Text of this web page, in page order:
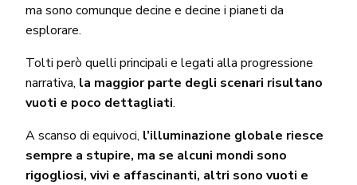
ma sono comunque decine e decine i pianeti da
esplorare.
Tolti però quelli principali e legati alla progressione
narrativa, la maggior parte degli scenari risultano
vuoti e poco dettagliati.
A scanso di equivoci, l’illuminazione globale riesce
sempre a stupire, ma se alcuni mondi sono
rigogliosi, vivi e affascinanti, altri sono vuoti e